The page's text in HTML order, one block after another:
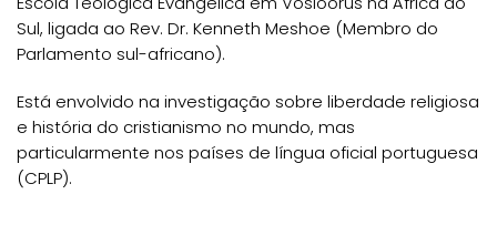
Sul, ligada ao Rev. Dr. Kenneth Meshoe (Membro do
Parlamento sul-africano).
Está envolvido na investigação sobre liberdade religiosa
e história do cristianismo no mundo, mas
particularmente nos países de língua oficial portuguesa
(CPLP).